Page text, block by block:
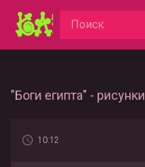
"Боги египта" - рисунки
10:12